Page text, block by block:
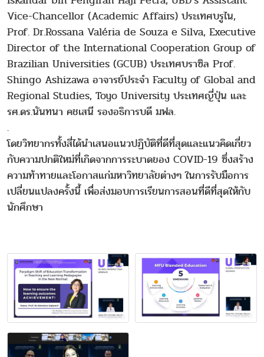
Vice-Chancellor (Academic Affairs) ประเทศบรูไน,
Prof. Dr.Rossana Valéria de Souza e Silva, Executive
Director of the International Cooperation Group of
Brazilian Universities (GCUB) ประเทศบราซิล Prof.
Shingo Ashizawa อาจารย์ประจำ Faculty of Global and
Regional Studies, Toyo University ประเทศญี่ปุ่น และ
รศ.ดร.นันทนา คชเสนี รองอธิการบดี มฟล.
.
โดยวิทยากรทั้งสี่ได้นำเสนอแนวปฏิบัติที่ดีที่สุดและแนวคิดเกี่ยว
กับความปกติใหม่ที่เกิดจากการระบาดของ COVID-19 ซึ่งสร้าง
ความท้าทายและโอกาสแก่มหาวิทยาลัยต่างๆ ในการรับมือการ
เปลี่ยนแปลงครั้งนี้ เพื่อส่งมอบการเรียนการสอนที่ดีที่สุดให้กับ
นักศึกษา